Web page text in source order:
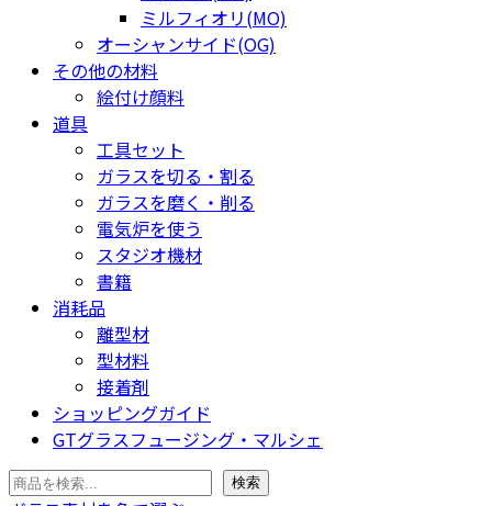
ミルフィオリ(MO)
オーシャンサイド(OG)
その他の材料
絵付け顔料
道具
工具セット
ガラスを切る・割る
ガラスを磨く・削る
電気炉を使う
スタジオ機材
書籍
消耗品
離型材
型材料
接着剤
ショッピングガイド
GTグラスフュージング・マルシェ
検
検索